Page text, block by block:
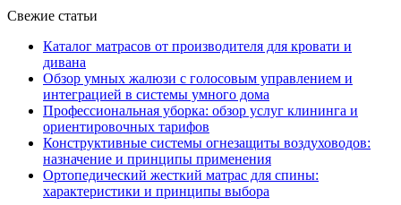
Свежие статьи
Каталог матрасов от производителя для кровати и
дивана
Обзор умных жалюзи с голосовым управлением и
интеграцией в системы умного дома
Профессиональная уборка: обзор услуг клининга и
ориентировочных тарифов
Конструктивные системы огнезащиты воздуховодов:
назначение и принципы применения
Ортопедический жесткий матрас для спины:
характеристики и принципы выбора